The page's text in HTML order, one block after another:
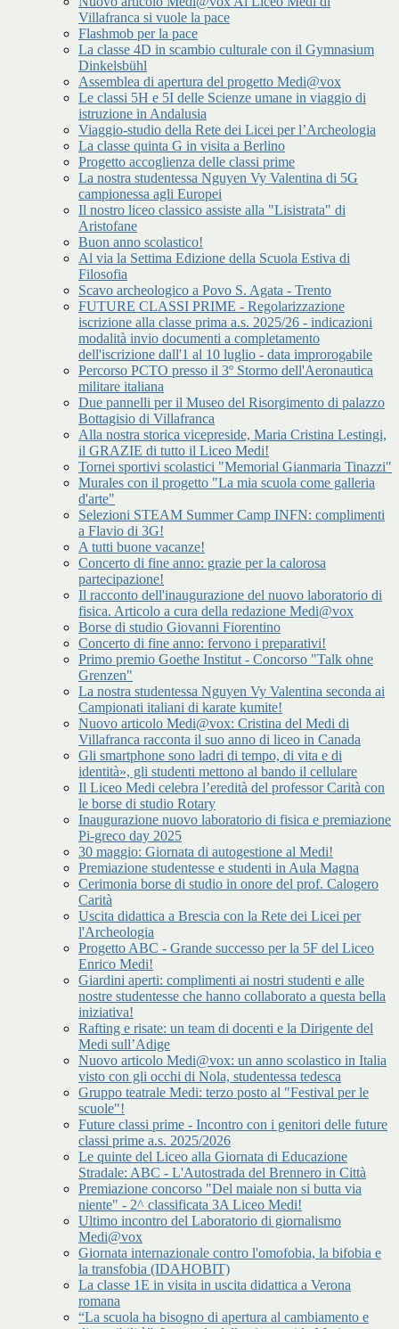
Villafranca si vuole la pace
Flashmob per la pace
La classe 4D in scambio culturale con il Gymnasium
Dinkelsbühl
Assemblea di apertura del progetto Medi@vox
Le classi 5H e 5I delle Scienze umane in viaggio di
istruzione in Andalusia
Viaggio-studio della Rete dei Licei per l’Archeologia
La classe quinta G in visita a Berlino
Progetto accoglienza delle classi prime
La nostra studentessa Nguyen Vy Valentina di 5G
campionessa agli Europei
Il nostro liceo classico assiste alla "Lisistrata" di
Aristofane
Buon anno scolastico!
Al via la Settima Edizione della Scuola Estiva di
Filosofia
Scavo archeologico a Povo S. Agata - Trento
FUTURE CLASSI PRIME - Regolarizzazione
iscrizione alla classe prima a.s. 2025/26 - indicazioni
modalità invio documenti a completamento
dell'iscrizione dall'1 al 10 luglio - data improrogabile
Percorso PCTO presso il 3º Stormo dell'Aeronautica
militare italiana
Due pannelli per il Museo del Risorgimento di palazzo
Bottagisio di Villafranca
Alla nostra storica vicepreside, Maria Cristina Lestingi,
il GRAZIE di tutto il Liceo Medi!
Tornei sportivi scolastici "Memorial Gianmaria Tinazzi"
Murales con il progetto "La mia scuola come galleria
d'arte"
Selezioni STEAM Summer Camp INFN: complimenti
a Flavio di 3G!
A tutti buone vacanze!
Concerto di fine anno: grazie per la calorosa
partecipazione!
Il racconto dell'inaugurazione del nuovo laboratorio di
fisica. Articolo a cura della redazione Medi@vox
Borse di studio Giovanni Fiorentino
Concerto di fine anno: fervono i preparativi!
Primo premio Goethe Institut - Concorso "Talk ohne
Grenzen"
La nostra studentessa Nguyen Vy Valentina seconda ai
Campionati italiani di karate kumite!
Nuovo articolo Medi@vox: Cristina del Medi di
Villafranca racconta il suo anno di liceo in Canada
Gli smartphone sono ladri di tempo, di vita e di
identità», gli studenti mettono al bando il cellulare
Il Liceo Medi celebra l’eredità del professor Carità con
le borse di studio Rotary
Inaugurazione nuovo laboratorio di fisica e premiazione
Pi-greco day 2025
30 maggio: Giornata di autogestione al Medi!
Premiazione studentesse e studenti in Aula Magna
Cerimonia borse di studio in onore del prof. Calogero
Carità
Uscita didattica a Brescia con la Rete dei Licei per
l'Archeologia
Progetto ABC - Grande successo per la 5F del Liceo
Enrico Medi!
Giardini aperti: complimenti ai nostri studenti e alle
nostre studentesse che hanno collaborato a questa bella
iniziativa!
Rafting e risate: un team di docenti e la Dirigente del
Medi sull’Adige
Nuovo articolo Medi@vox: un anno scolastico in Italia
visto con gli occhi di Nola, studentessa tedesca
Gruppo teatrale Medi: terzo posto al "Festival per le
scuole"!
Future classi prime - Incontro con i genitori delle future
classi prime a.s. 2025/2026
Le quinte del Liceo alla Giornata di Educazione
Stradale: ABC - L'Autostrada del Brennero in Città
Premiazione concorso "Del maiale non si butta via
niente" - 2^ classificata 3A Liceo Medi!
Ultimo incontro del Laboratorio di giornalismo
Medi@vox
Giornata internazionale contro l'omofobia, la bifobia e
la transfobia (IDAHOBIT)
La classe 1E in visita in uscita didattica a Verona
romana
“La scuola ha bisogno di apertura al cambiamento e